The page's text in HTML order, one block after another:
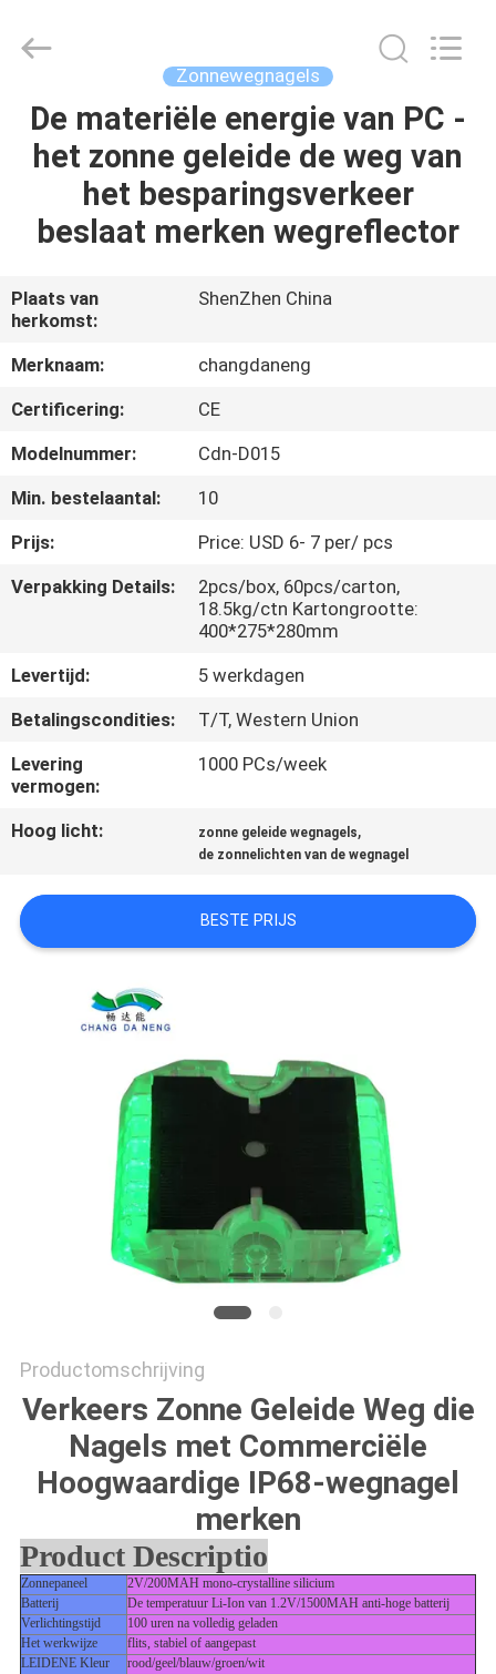
HUIS
PRODUCTEN
ONS
FABRIEKSRONDLEIDING
KWALITEITSCONTROLE
NEEM
CONTACT
MET
OP
NIEUWS
GEVALLEN
OFFERTE
AANVRAGEN
ONLINE
SITEMAP
PRIVACYBELEID
Ltd..
Zonnewegnagels
De materiële energie van PC -
het zonne geleide de weg van
het besparingsverkeer
beslaat merken wegreflector
Plaats van
herkomst:
ShenZhen China
Merknaam:
changdaneng
Certificering:
CE
Modelnummer:
Cdn-D015
Min. bestelaantal:
10
Prijs:
Price: USD 6- 7 per/ pcs
Verpakking Details:
2pcs/box, 60pcs/carton,
18.5kg/ctn Kartongrootte:
400*275*280mm
Levertijd:
5 werkdagen
Betalingscondities:
T/T, Western Union
Levering
vermogen:
1000 PCs/week
Hoog licht: zonne geleide wegnagels,
de zonnelichten van de wegnagel
BESTE PRIJS
Productomschrijving
Verkeers Zonne Geleide Weg die
Nagels met Commerciële
Hoogwaardige IP68-wegnagel
merken
Product Descriptio
Zonnepaneel
2V/200MAH mono-crystalline silicium
Batterij
De temperatuur Li-Ion van 1.2V/1500MAH anti-hoge batterij
Verlichtingstijd
100 uren na volledig geladen
Het werkwijze
flits, stabiel of aangepast
LEIDENE Kleur
rood/geel/blauw/groen/wit